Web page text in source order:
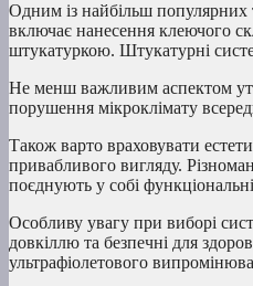
Одним із найбільш популярних
включає нанесення клеючого
штукатуркою. Штукатурні
Не менш важливим аспектом
порушення мікроклімату
Також варто враховувати
привабливого вигляду.
поєднують у собі
Особливу увагу при виборі
довкіллю та безпечні для
ультрафіолетового